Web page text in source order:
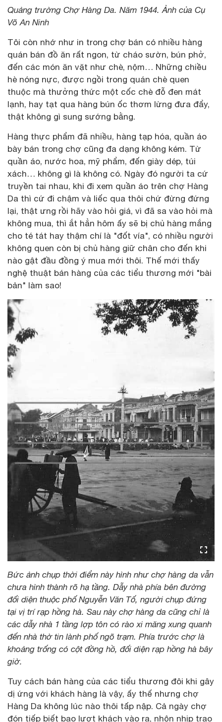
Quảng trường Chợ Hàng Da. Năm 1944. Ảnh của Cụ
Võ An Ninh
Tôi còn nhớ như in trong chợ bán có nhiều hàng
quán bán đồ ăn rất ngon, từ cháo sườn, bún phở,
đến các món ăn vặt như chè, nộm… Những chiều
hè nóng nực, được ngồi trong quán chè quen
thuộc mà thưởng thức một cốc chè đỗ đen mát
lạnh, hay tạt qua hàng bún ốc thơm lừng đưa đẩy,
thật không gì sung sướng bằng.
Hàng thực phẩm đã nhiều, hàng tạp hóa, quần áo
bày bán trong chợ cũng đa dạng không kém. Từ
quần áo, nước hoa, mỹ phẩm, đến giày dép, túi
xách… không gì là không có. Ngày đó người ta cứ
truyền tai nhau, khi đi xem quần áo trên chợ Hàng
Da thì cứ đi chậm và liếc qua thôi chứ đừng đứng
lại, thật ưng rồi hãy vào hỏi giá, vì đã sa vào hỏi mà
không mua, thì ắt hẳn hôm ấy sẽ bị chủ hàng mắng
cho té tát hay thậm chí là "đốt vía", có nhiều người
không quen còn bị chủ hàng giữ chân cho đến khi
nào gật đầu đồng ý mua mới thôi. Thế mới thấy
nghệ thuật bán hàng của các tiểu thương mới "bài
bản" làm sao!
Bức ảnh chụp thời điểm này hình như chợ hàng da vẫn
chưa hình thành rõ hạ tầng. Dẫy nhà phía bên đường
đối diện thuộc phố Nguyễn Văn Tố, người chụp đứng
tại vị trí rạp hồng hà. Sau này chợ hàng da cũng chỉ là
các dẫy nhà 1 tầng lợp tôn có rào xi măng xung quanh
đến nhà thờ tin lành phố ngõ trạm. Phía trước chợ là
khoảng trống có cột đồng hồ, đối diện rạp hồng hà bây
giờ.
Tuy cách bán hàng của các tiểu thương đôi khi gây
dị ứng với khách hàng là vậy, ấy thế nhưng chợ
Hàng Da không lúc nào thôi tấp nập. Cả ngày chợ
đón tiếp biết bao lượt khách vào ra, nhộn nhịp trao